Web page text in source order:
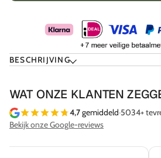
BESCHRIJVING
WAT ONZE KLANTEN
4,7gemiddeld·5034+
Bekijk onze Google-reviews